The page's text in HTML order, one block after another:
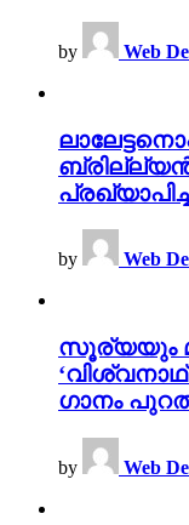
by Web
by Web
സൂര്യയും
ഗാനം
by Web